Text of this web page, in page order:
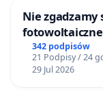
Nie
mieszkańców
342 podpisów
21 Podpisy / 24
29 Jul 2026